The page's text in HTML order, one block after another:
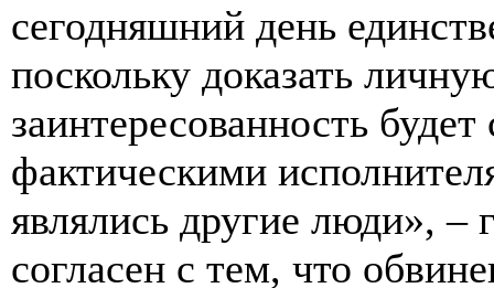
сегодняшний день
поскольку доказать
заинтересованность
фактическими
являлись другие люди», –
согласен с тем, что